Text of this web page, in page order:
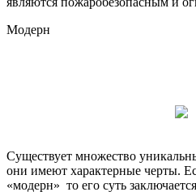
Модерн
Существует множество
они имеют характерные черты.
«модерн» то его суть